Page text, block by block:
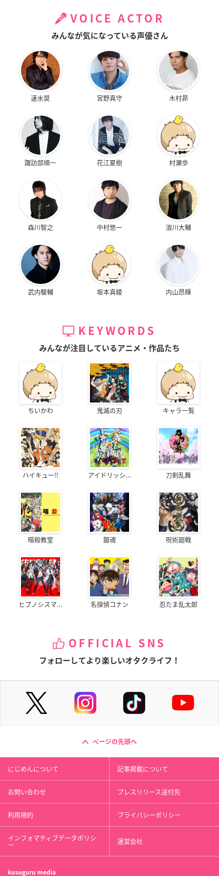
VOICE ACTOR
みんなが気になっている声優さん
速水奨 宮野真守 木村昴
諏訪部順一 花江夏樹 村瀬歩
森川智之 中村悠一 浪川大輔
武内駿輔 坂本真綾 内山昂輝
KEYWORDS
みんなが注目しているアニメ・作品たち
ちいかわ 鬼滅の刃 キャラ一覧
ハイキュー!! アイドリッシ... 刀剣乱舞
暗殺教室 銀魂 呪術廻戦
ヒプノシスマ... 名探偵コナン 忍たま乱太郎
OFFICIAL SNS
フォローしてより楽しいオタクライフ！
ページの先頭へ
にじめんについて 記事掲載について
お問い合わせ プレスリリース送付先
利用規約 プライバシーポリシー
インフォマティブデータポリシ
ー 運営会社
kusuguru media